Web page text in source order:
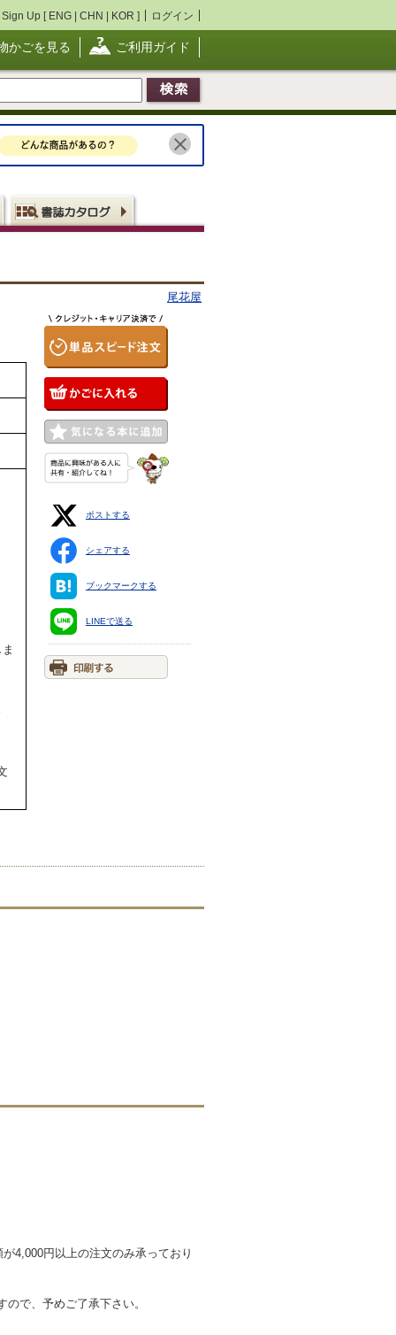
Sign Up [ ENG | CHN | KOR ] ログイン
かごを見る ご利用ガイド
尾花屋
ポストする
シェアする
ブックマークする
LINEで送る
4,000円以上の注文のみ承っており
で、予めご了承下さい。